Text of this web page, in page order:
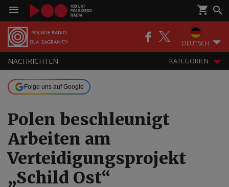
DEUTSCH
NACHRICHTEN KATEGORIEN
Folge uns auf Google
Polen beschleunigt
Arbeiten am
Verteidigungsprojekt
„Schild Ost“